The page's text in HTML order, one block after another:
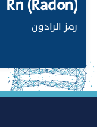
Rn (Radon)
رمز الرادون